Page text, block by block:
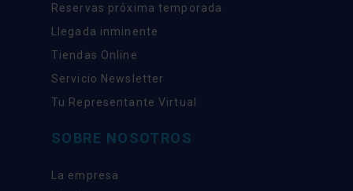
Reservas próxima temporada
Llegada inminente
Tiendas Online
Servicio Newsletter
Tu Representante Virtual
SOBRE NOSOTROS
La empresa